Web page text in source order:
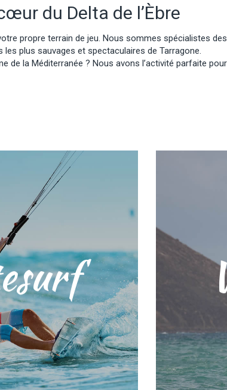
du Delta de l’Èbre
propre terrain de jeu. Nous sommes spécialistes
les plus sauvages et spectaculaires de Tarragone.
de la Méditerranée ? Nous avons l’activité parfaite
sécurité grâce à
pour tous les
est le meilleur
grâce à ses eaux peu
ses vents constants.
et le